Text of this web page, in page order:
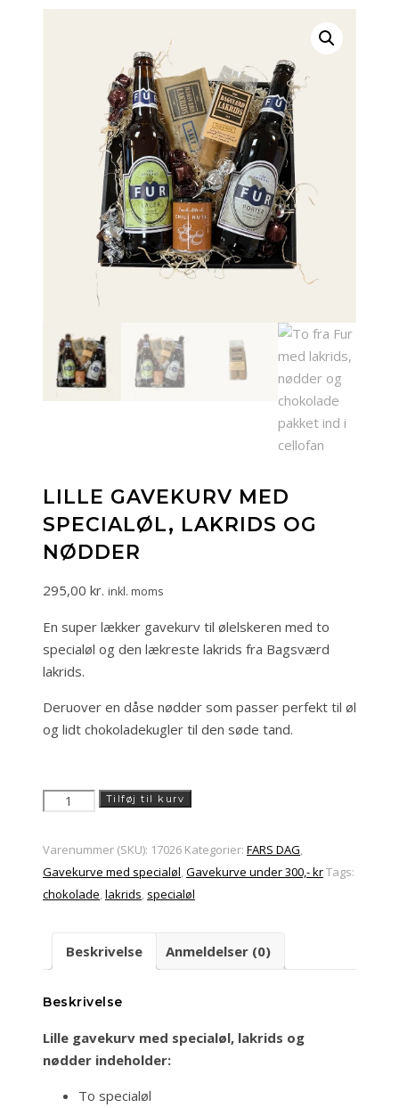
LILLE GAVEKURV MED
SPECIALØL, LAKRIDS OG
NØDDER
295,00 kr. inkl. moms
En super lækker gavekurv til ølelskeren med to
specialøl og den lækreste lakrids fra Bagsværd
lakrids.
Deruover en dåse nødder som passer perfekt til øl
og lidt chokoladekugler til den søde tand.
med
specialøl,
lakrids
antal
Tilføj til kurv
Varenummer (SKU): 17026 Kategorier: FARS DAG,
Gavekurve med specialøl,Gavekurve under 300,- krTags:
chokolade,lakrids, specialøl
Beskrivelse Anmeldelser (0)
Beskrivelse
Lille gavekurv med specialøl, lakrids og
nødder indeholder:
To specialøl